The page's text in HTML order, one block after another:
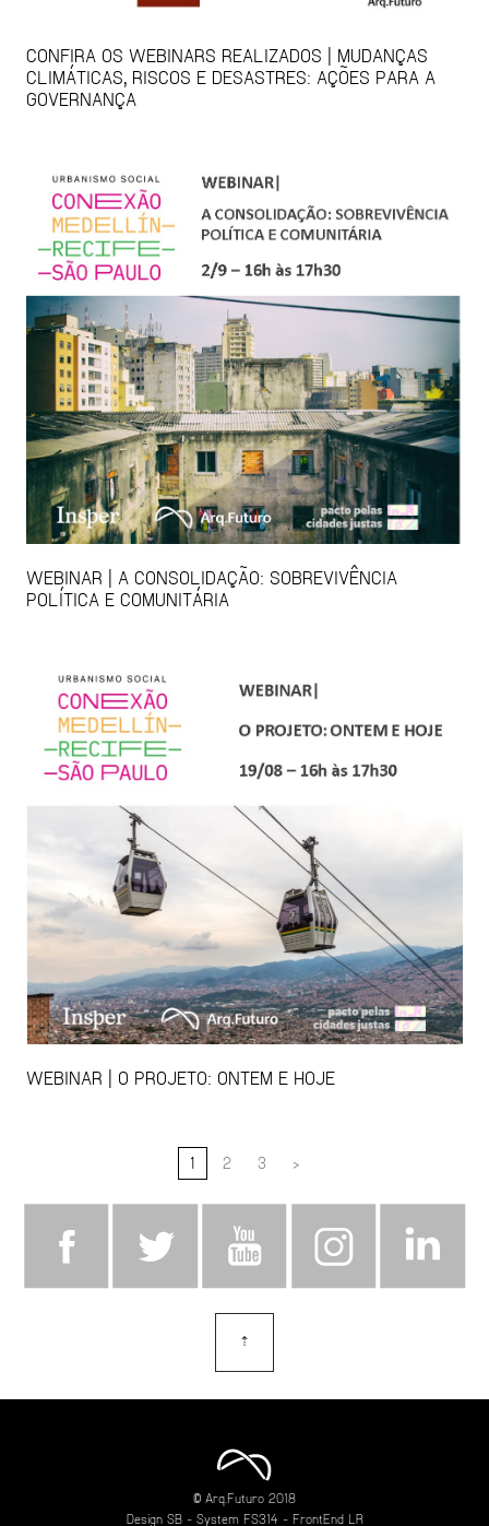
CONFIRA OS WEBINARS REALIZADOS | MUDANÇAS
CLIMÁTICAS, RISCOS E DESASTRES: AÇÕES PARA A
GOVERNANÇA
WEBINAR | A CONSOLIDAÇÃO: SOBREVIVÊNCIA
POLÍTICA E COMUNITÁRIA
WEBINAR | O PROJETO: ONTEM E HOJE
1 2 3 >
⇡
© Arq.Futuro 2018
Design SB- System FS314 - FrontEnd LR